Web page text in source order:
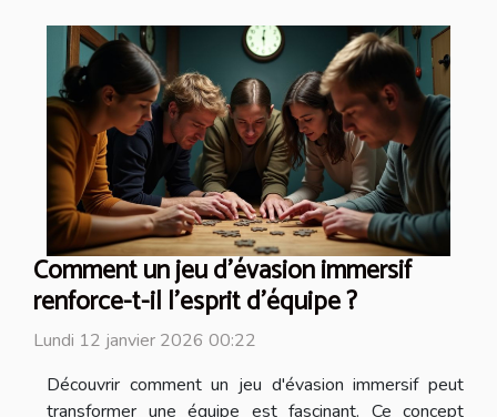
Comment un jeu d'évasion immersif
renforce-t-il l'esprit d'équipe ?
Lundi 12 janvier 2026 00:22
Découvrir comment un jeu d'évasion immersif peut
transformer une équipe est fascinant. Ce concept